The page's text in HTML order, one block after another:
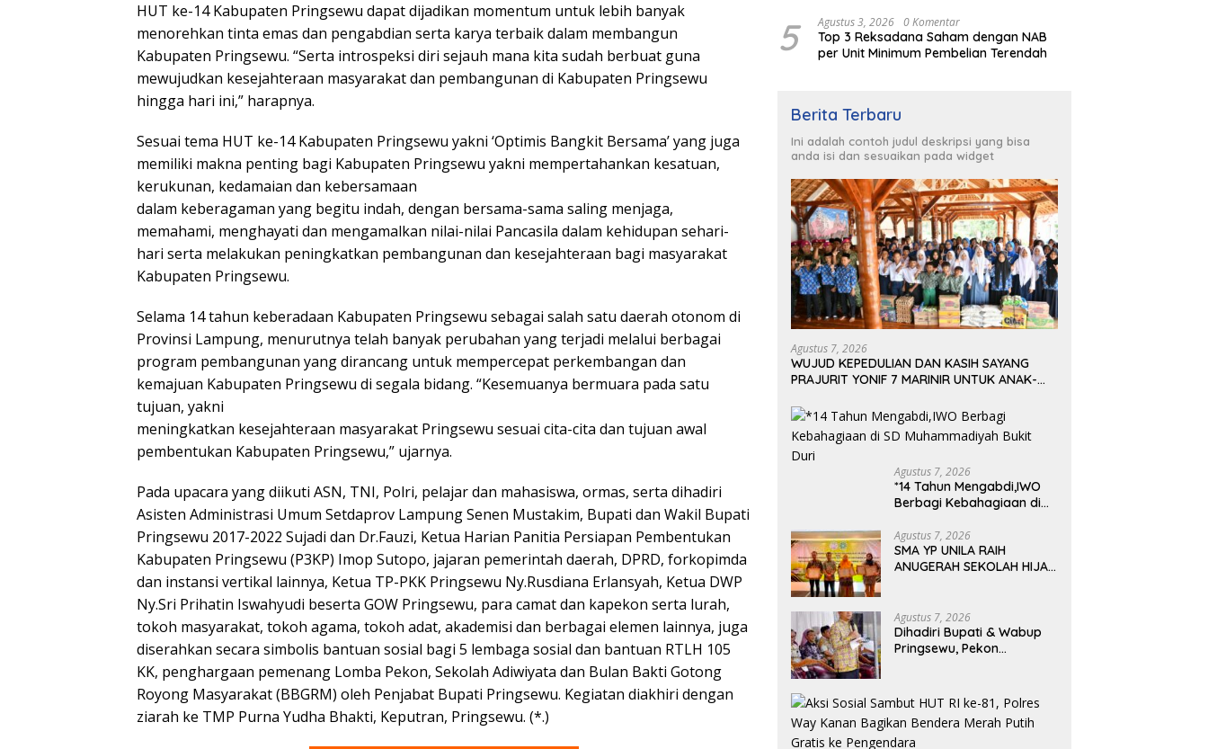
HUT ke-14 Kabupaten Pringsewu dapat dijadikan momentum untuk lebih banyak
menorehkan tinta emas dan pengabdian serta karya terbaik dalam membangun
Kabupaten Pringsewu. “Serta introspeksi diri sejauh mana kita sudah berbuat guna
mewujudkan kesejahteraan masyarakat dan pembangunan di Kabupaten Pringsewu
hingga hari ini,” harapnya.
Sesuai tema HUT ke-14 Kabupaten Pringsewu yakni ‘Optimis Bangkit Bersama’ yang juga
memiliki makna penting bagi Kabupaten Pringsewu yakni mempertahankan kesatuan,
kerukunan, kedamaian dan kebersamaan
dalam keberagaman yang begitu indah, dengan bersama-sama saling menjaga,
memahami, menghayati dan mengamalkan nilai-nilai Pancasila dalam kehidupan sehari-
hari serta melakukan peningkatkan pembangunan dan kesejahteraan bagi masyarakat
Kabupaten Pringsewu.
Selama 14 tahun keberadaan Kabupaten Pringsewu sebagai salah satu daerah otonom di
Provinsi Lampung, menurutnya telah banyak perubahan yang terjadi melalui berbagai
program pembangunan yang dirancang untuk mempercepat perkembangan dan
kemajuan Kabupaten Pringsewu di segala bidang. “Kesemuanya bermuara pada satu
tujuan, yakni
meningkatkan kesejahteraan masyarakat Pringsewu sesuai cita-cita dan tujuan awal
pembentukan Kabupaten Pringsewu,” ujarnya.
Pada upacara yang diikuti ASN, TNI, Polri, pelajar dan mahasiswa, ormas, serta dihadiri
Asisten Administrasi Umum Setdaprov Lampung Senen Mustakim, Bupati dan Wakil Bupati
Pringsewu 2017-2022 Sujadi dan Dr.Fauzi, Ketua Harian Panitia Persiapan Pembentukan
Kabupaten Pringsewu (P3KP) Imop Sutopo, jajaran pemerintah daerah, DPRD, forkopimda
dan instansi vertikal lainnya, Ketua TP-PKK Pringsewu Ny.Rusdiana Erlansyah, Ketua DWP
Ny.Sri Prihatin Iswahyudi beserta GOW Pringsewu, para camat dan kapekon serta lurah,
tokoh masyarakat, tokoh agama, tokoh adat, akademisi dan berbagai elemen lainnya, juga
diserahkan secara simbolis bantuan sosial bagi 5 lembaga sosial dan bantuan RTLH 105
KK, penghargaan pemenang Lomba Pekon, Sekolah Adiwiyata dan Bulan Bakti Gotong
Royong Masyarakat (BBGRM) oleh Penjabat Bupati Pringsewu. Kegiatan diakhiri dengan
ziarah ke TMP Purna Yudha Bhakti, Keputran, Pringsewu. (*.)
5 Agustus 3, 2026 0 Komentar
Top 3 Reksadana Saham dengan NAB
per Unit Minimum Pembelian Terendah
Berita Terbaru
Ini adalah contoh judul deskripsi yang bisa
anda isi dan sesuaikan pada widget
Agustus 7, 2026
WUJUD KEPEDULIAN DAN KASIH SAYANG
PRAJURIT YONIF 7 MARINIR UNTUK ANAK-
Agustus 7, 2026
*14 Tahun Mengabdi,IWO
Berbagi Kebahagiaan di
Duri
Agustus 7, 2026
SMA YP UNILA RAIH
ANUGERAH SEKOLAH HIJAU
INDONESIA
Agustus 7, 2026
Dihadiri Bupati & Wabup
Pringsewu, Pekon
Serasi Ke-29